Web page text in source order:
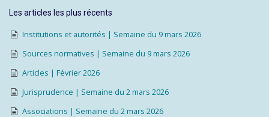
Les articles les plus récents
Institutions et autorités | Semaine du 9 mars 2026
Sources normatives | Semaine du 9 mars 2026
Articles | Février 2026
Jurisprudence | Semaine du 2 mars 2026
Associations | Semaine du 2 mars 2026